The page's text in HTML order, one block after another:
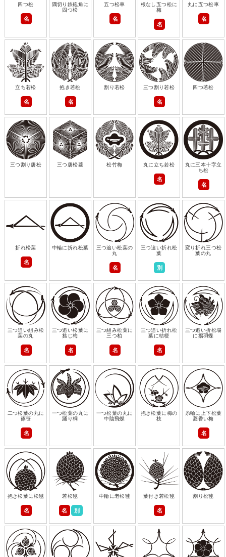
四つ松
名
隅切り鉄砲角に
四つ松
五つ松車
名
根なし五つ松に
梅
名
丸に五つ松車
名
立ち若松
名
抱き若松
名
割り若松 三つ割り若松
名
四つ若松
三つ割り唐松 三つ唐松菱 松竹梅 丸に立ち若松
名
丸に三本十字立
ち松
名
折れ松葉
名
中輪に折れ松葉
三つ追い松葉の
丸
名
三つ追い折れ松
葉
別
変り折れ三つ松
葉の丸
三つ追い組み松
葉の丸
名
三つ追い松葉に
捻じ梅
名
三つ組み松葉に
三つ柏
名
三つ追い折れ松
葉に桔梗
名
三つ追い折松場
に揚羽蝶
二つ松葉の丸に
篠笹
名
一つ松葉の丸に
踊り桐
一つ松葉の丸に
中陰飛蝶
抱き松葉に梅の
枝
糸輪に上下松葉
菱香い梅
名
抱き松葉に松毬
名
若松毬
名 別
中輪に老松毬 葉付き若松毬
名
割り松毬